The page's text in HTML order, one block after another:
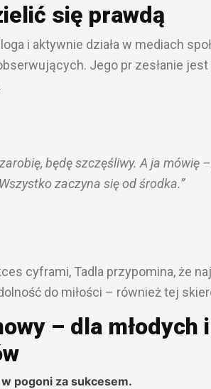
się prawdą
i aktywnie działa w mediach
Jego pr zesłanie
będę szczęśliwy. A ja mówię
zaczyna się od środka.”
cyframi, Tadla przypomina, że
do miłości – również tej
– dla młodych
pogoni za sukcesem.